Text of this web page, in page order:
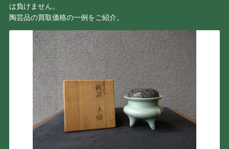
は負けません。
陶芸品の買取価格の一例をご紹介。